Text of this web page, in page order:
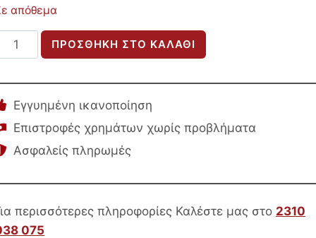
απόθεμα
ΠΡΟΣΘΉΚΗ ΣΤΟ ΚΑΛΆΘΙ
Εγγυημένη ικανοποίηση
Επιστροφές χρημάτων χωρίς προβλήματα
Ασφαλείς πληρωμές
περισσότερες πληροφορίες Καλέστε μας στο 2310
075